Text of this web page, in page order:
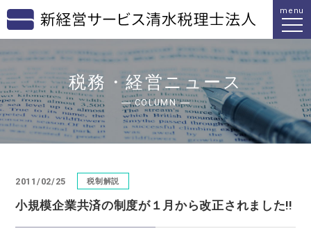
menu
税務・経営ニュース
COLUMN
2011/02/25 税制解説
小規模企業共済の制度が１月から改正されました!!